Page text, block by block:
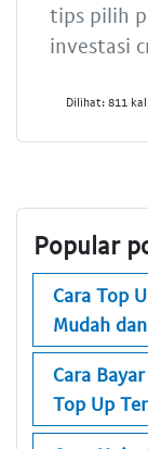
tips pilih
investasi
Dilihat: 811 kali
Popular
Cara Top
Mudah
Cara
Top Up